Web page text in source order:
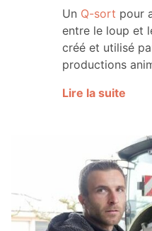
Un Q-sort pour
entre le loup et
créé et utilisé
productions
Lire la suite